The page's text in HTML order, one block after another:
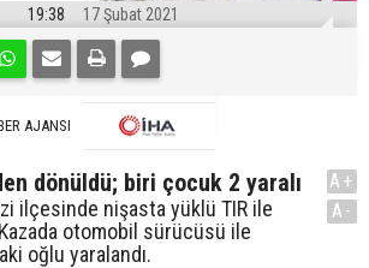
19:38 17 Şubat 2021
AJANSI
dönüldü; biri çocuk 2 yaralı
ilçesinde nişasta yüklü TIR ile
otomobil sürücüsü ile
oğlu yaralandı.
A+
A-